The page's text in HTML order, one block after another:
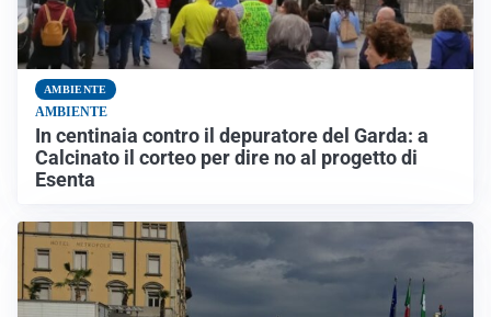
AMBIENTE
AMBIENTE
In centinaia contro il depuratore del Garda: a
Calcinato il corteo per dire no al progetto di
Esenta